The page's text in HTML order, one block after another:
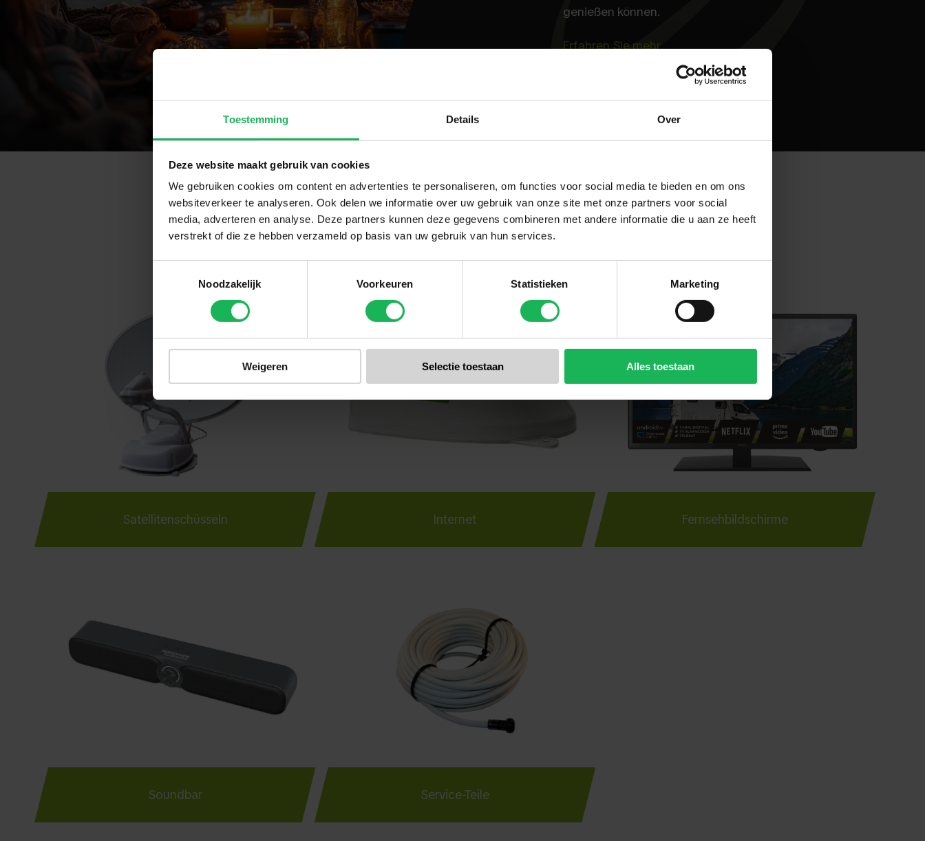
Toestemming Details Over
Deze website maakt gebruik van cookies
We gebruiken cookies om content en advertenties te personaliseren, om functies voor social media te bieden en om ons
websiteverkeer te analyseren. Ook delen we informatie over uw gebruik van onze site met onze partners voor social
media, adverteren en analyse. Deze partners kunnen deze gegevens combineren met andere informatie die u aan ze heeft
verstrekt of die ze hebben verzameld op basis van uw gebruik van hun services.
Noodzakelijk
Voorkeuren Statistieken Marketing
Weigeren Selectie toestaan Alles toestaan
genießen können.
Erfahren Sie mehr
Travel Vision Sortiment
Satellitenschüsseln Internet Fernsehbildschirme
Soundbar Service-Teile